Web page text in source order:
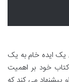
یک ایده خام به یک
خود بر اهمیت